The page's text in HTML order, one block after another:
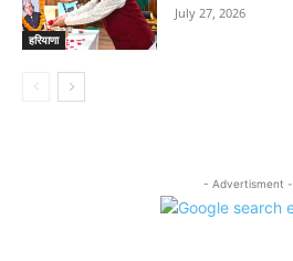
हरियाणा
July 27, 2026
- Advertisment -